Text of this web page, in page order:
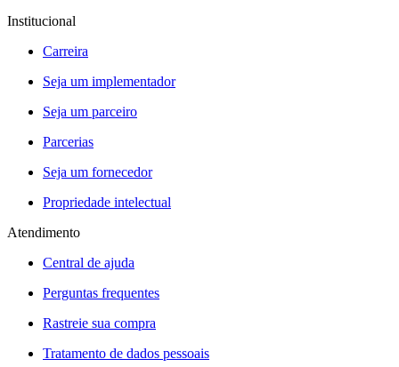
Institucional
Carreira
Seja um implementador
Seja um parceiro
Parcerias
Seja um fornecedor
Propriedade intelectual
Atendimento
Central de ajuda
Perguntas frequentes
Rastreie sua compra
Tratamento de dados pessoais